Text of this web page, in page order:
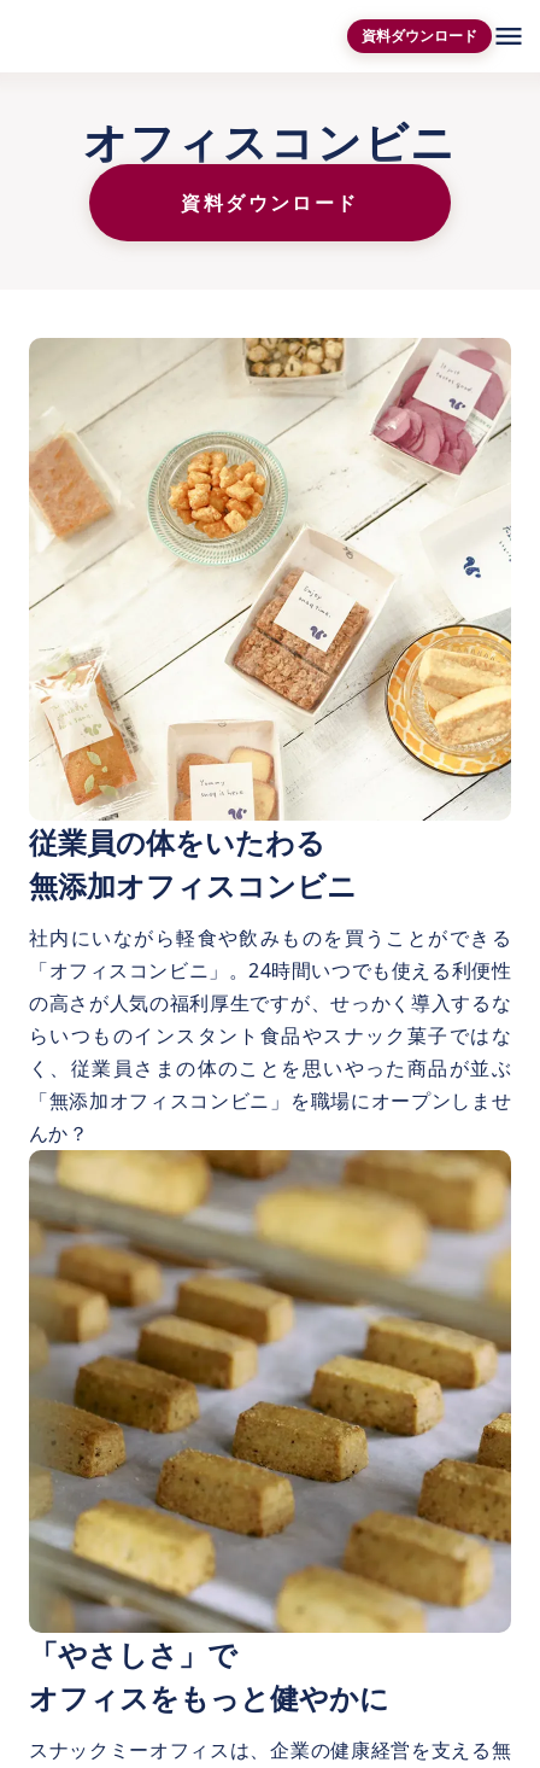
資料ダウンロード menu
オフィスコンビニ
資料ダウンロード
従業員の体をいたわる
無添加オフィスコンビニ
社内にいながら軽食や飲みものを買うことができる
「オフィスコンビニ」。24時間いつでも使える利便性
の高さが人気の福利厚生ですが、せっかく導入するな
らいつものインスタント食品やスナック菓子ではな
く、従業員さまの体のことを思いやった商品が並ぶ
「無添加オフィスコンビニ」を職場にオープンしませ
んか？
「やさしさ」で
オフィスをもっと健やかに
スナックミーオフィスは、企業の健康経営を支える無